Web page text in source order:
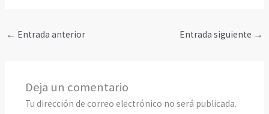
← Entrada anterior Entrada siguiente →
Deja un comentario
Tu dirección de correo electrónico no será publicada.